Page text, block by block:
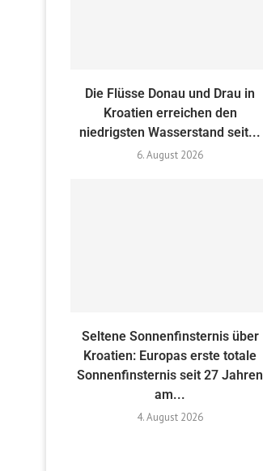
Die Flüsse Donau und Drau in
Kroatien erreichen den
niedrigsten Wasserstand seit...
6. August 2026
Seltene Sonnenfinsternis über
Kroatien: Europas erste totale
Sonnenfinsternis seit 27 Jahren
am...
4. August 2026